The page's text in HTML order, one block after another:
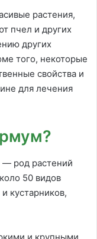
растения,
пчел и других
других
того, некоторые
свойства и
для лечения
— род растений
50 видов
кустарников,
и крупными